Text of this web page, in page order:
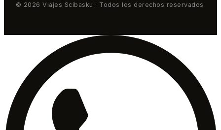
© 2026 Viajes Scibasku · Todos los derechos reservados